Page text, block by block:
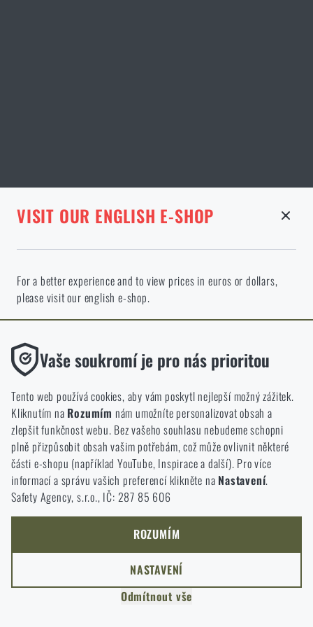
STRÁNKA V DANÉM JAZYCE NEEXISTUJE
Ve vámi vybraném jazyce stránka neexistuje. Můžete tedy zůstat
zde, nebo přejít na hlavní stránku cílového jazyka. Jakou možnost
si vyberete?
ZŮSTANU TADY
PŘEJÍT DO KOŠÍKU
ODEJÍT
ROZUMÍM, POKRAČOVAT
VISIT OUR ENGLISH E-SHOP
For a better experience and to view prices in euros or dollars,
please visit our english e-shop.
I WILL STAY HERE
GO TO RIGAD.COM
Vaše soukromí je pro nás prioritou
Tento web používá cookies, aby vám poskytl nejlepší možný zážitek.
Kliknutím na Rozumím nám umožníte personalizovat obsah a
zlepšit funkčnost webu. Bez vašeho souhlasu nebudeme schopni
plně přizpůsobit obsah vašim potřebám, což může ovlivnit některé
části e-shopu (například YouTube, Inspirace a další). Pro více
informací a správu vašich preferencí klikněte na Nastavení.
Safety Agency, s.r.o., IČ: 287 85 606
Funkční
Bez nich by náš web vůbec nefungoval. U těchto cookies není
možné zakázat jejich ukládání.
Analytické
Do těchto cookies se anonymně ukládá, jakým způsobem
procházíte a používáte náš web. Pomáhají nám lépe chápat, co
se našim zákazníkům líbí a kterým směrem se máme ubírat.
Marketingové
Tyto cookies nám pomáhají optimalizovat reklamu směřující na
náš e-shop, aby byla co nejvíce efektivní a náš obchod se mohl
neustále rozvíjet a zlepšovat.
Díky těmto cookies dokážeme reklamu personalizovat a nabízet
ROZUMÍM
NASTAVENÍ
Odmítnout vše